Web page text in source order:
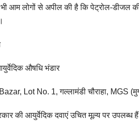
आम लोगों से अपील की है कि पेट्रोल-डीजल
औषधि भंडार
Lot No. 1, गल्लामंडी चौराहा, MGS
की आयुर्वेदिक दवाएं उचित मूल्य पर उपलब्ध